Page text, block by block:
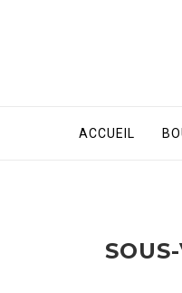
ACCUEIL